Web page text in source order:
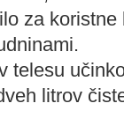
za
telesu
litrov